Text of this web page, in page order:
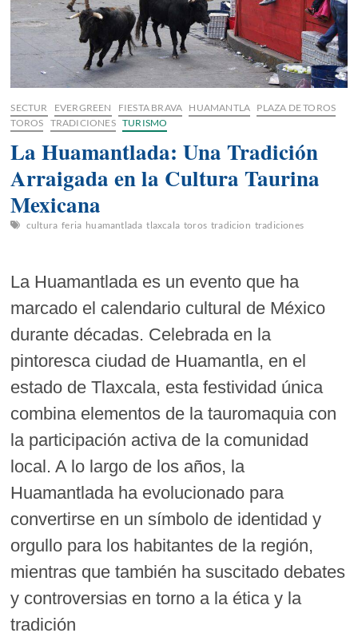
SECTUR EVERGREEN FIESTA BRAVA HUAMANTLA PLAZA DE TOROS
TOROS TRADICIONES TURISMO
La Huamantlada: Una Tradición
Arraigada en la Cultura Taurina
Mexicana
cultura feria huamantlada tlaxcala toros tradicion tradiciones
La Huamantlada es un evento que ha
marcado el calendario cultural de México
durante décadas. Celebrada en la
pintoresca ciudad de Huamantla, en el
estado de Tlaxcala, esta festividad única
combina elementos de la tauromaquia con
la participación activa de la comunidad
local. A lo largo de los años, la
Huamantlada ha evolucionado para
convertirse en un símbolo de identidad y
orgullo para los habitantes de la región,
mientras que también ha suscitado debates
y controversias en torno a la ética y la
tradición